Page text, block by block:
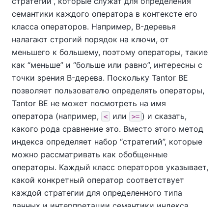
семантики каждого оператора в контексте его
класса операторов. Например, B-деревья
налагают строгий порядок на ключи, от
меньшего к большему, поэтому операторы, такие
как “меньше” и “больше или равно”, интересны с
точки зрения B-дерева. Поскольку Tantor BE
позволяет пользователю определять операторы,
Tantor BE не может посмотреть на имя
оператора (например,
< или >= ) и сказать,
какого рода сравнение это. Вместо этого метод
индекса определяет набор “стратегий”, которые
можно рассматривать как обобщенные
операторы. Каждый класс операторов указывает,
какой конкретный оператор соответствует
каждой стратегии для определенного типа